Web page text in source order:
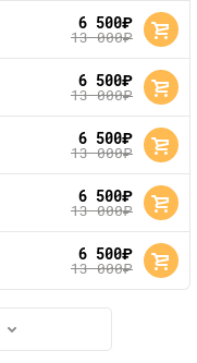
6 500руб.
13 000руб.
6 500руб.
13 000руб.
6 500руб.
13 000руб.
6 500руб.
13 000руб.
6 500руб.
13 000руб.